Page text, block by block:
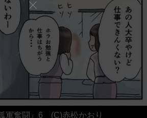
軍奮闘』6 (C)赤松かおり